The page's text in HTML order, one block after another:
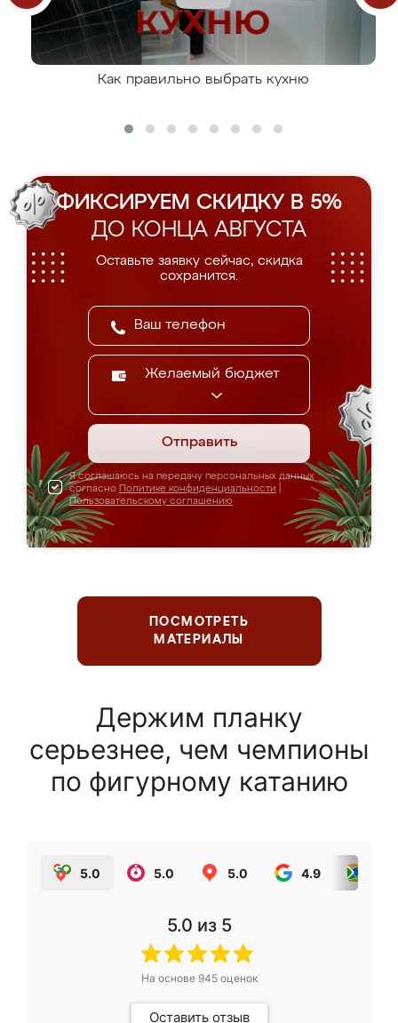
Как правильно выбрать кухню
ФИКСИРУЕМ СКИДКУ В 5%
ДО КОНЦА АВГУСТА
Оставьте заявку сейчас, скидка
сохранится.
Желаемый бюджет
Отправить
Я соглашаюсь на передачу персональных данных
согласно Политике конфиденциальности
Пользовательскому соглашению
ПОСМОТРЕТЬ
МАТЕРИАЛЫ
Держим планку
серьезнее, чем чемпионы
по фигурному катанию
5.0 5.0 5.0 4.9
5.0 из 5
На основе 945оценок
Оставить отзыв